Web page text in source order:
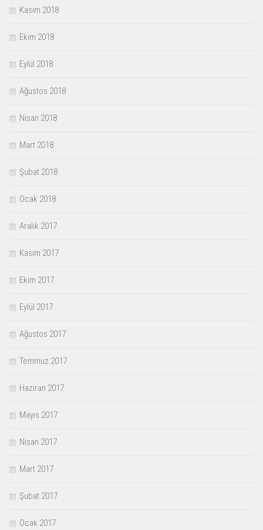
Kasım 2018
Ekim 2018
Eylül 2018
Ağustos 2018
Nisan 2018
Mart 2018
Şubat 2018
Ocak 2018
Aralık 2017
Kasım 2017
Ekim 2017
Eylül 2017
Ağustos 2017
Temmuz 2017
Haziran 2017
Mayıs 2017
Nisan 2017
Mart 2017
Şubat 2017
Ocak 2017